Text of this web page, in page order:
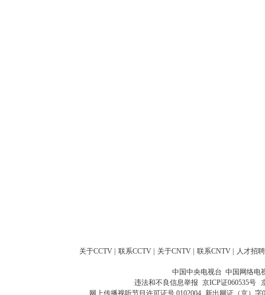
关于CCTV 联系CCTV 关于CNTV 联系CNTV 人才招聘
中国中央电视台 中国网络电
违法和不良信息举报 京ICP证060535号
网上传播视听节目许可证号 0102004 新出网证（京）